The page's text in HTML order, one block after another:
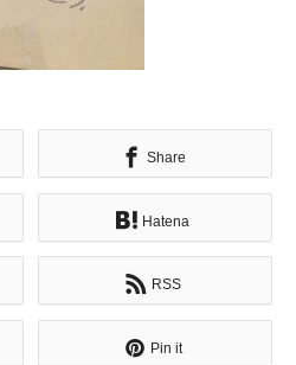
Share
Hatena
RSS
Pin it